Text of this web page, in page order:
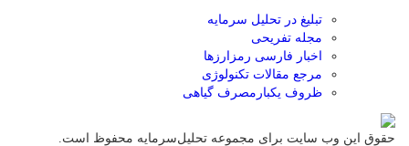
تبلیغ در تحلیل سرمایه
مجله تفریحی
اخبار فارسی رمزارزها
مرجع مقالات تکنولوژی
ظروف یکبارمصرف گیاهی
حقوق این وب سایت برای مجموعه تحلیل‌سرمایه محفوظ است.